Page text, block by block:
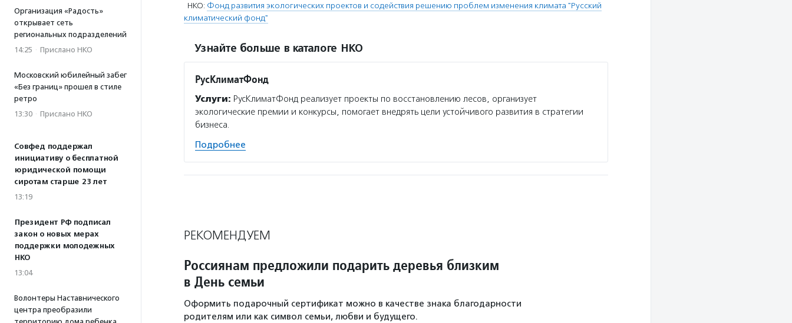
Организация «Радость»
открывает сеть
региональных подразделений
14:25 · Прислано НКО
Московский юбилейный забег
«Без границ» прошел в стиле
ретро
13:30 · Прислано НКО
Совфед поддержал
инициативу о бесплатной
юридической помощи
сиротам старше 23 лет
13:19
Президент РФ подписал
закон о новых мерах
поддержки молодежных
НКО
13:04
Волонтеры Наставнического
центра преобразили
НКО: Фонд развития экологических проектов и содействия решению проблем изменения климата "Русский
климатический фонд"
Узнайте больше в каталоге НКО
РусКлиматФонд
Услуги: РусКлиматФонд реализует проекты по восстановлению лесов, организует
экологические премии и конкурсы, помогает внедрять цели устойчивого развития в стратегии
бизнеса.
Подробнее
РЕКОМЕНДУЕМ
Россиянам предложили подарить деревья близким
в День семьи
Оформить подарочный сертификат можно в качестве знака благодарности
родителям или как символ семьи, любви и будущего.